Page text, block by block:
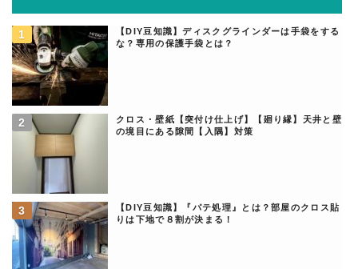
【DIY豆知識】ディスクグラインダーは手袋をする
な？専用の保護手袋とは？
クロス・壁紙【突付け仕上げ】【廻り縁】天井と壁
の境目にある隙間【入隅】対策
【DIY豆知識】『パテ処理』とは？部屋のクロス貼
りは下地で８割が決まる！